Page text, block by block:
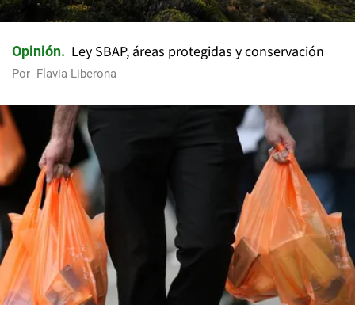
Opinión Ley SBAP, áreas protegidas y conservación
Por Flavia Liberona